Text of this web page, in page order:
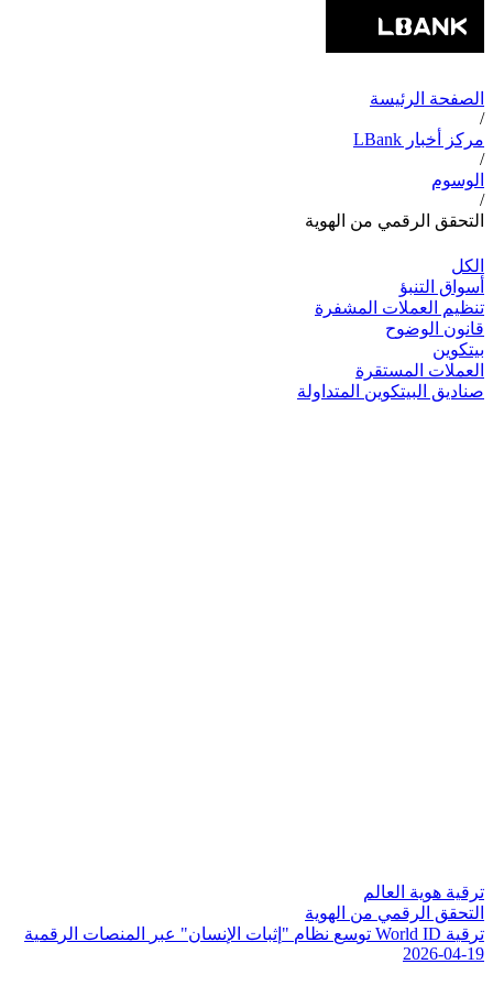
الصفحة الرئيسة
/
مركز أخبار LBank
/
الوسوم
/
التحقق الرقمي من الهوية
الكل
أسواق التنبؤ
تنظيم العملات المشفرة
قانون الوضوح
بيتكوين
العملات المستقرة
صناديق البيتكوين المتداولة
ترقية هوية العالم
التحقق الرقمي من الهوية
تر قية World ID توسع نظام " ثبات لنسان" عبر لمنصات لر قمية
2026-04-19